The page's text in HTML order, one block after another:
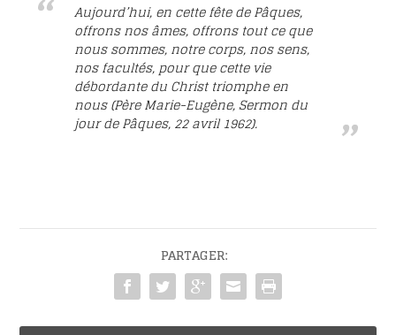
Aujourd’hui, en cette fête de Pâques,
offrons nos âmes, offrons tout ce que
nous sommes, notre corps, nos sens,
nos facultés, pour que cette vie
débordante du Christ triomphe en
nous (Père Marie-Eugène, Sermon du
jour de Pâques, 22 avril 1962).
PARTAGER: